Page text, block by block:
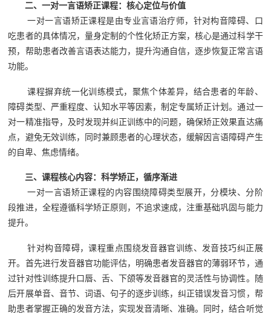
二、一对一言语矫正课程：核心定位与价值
一对一言语矫正课程是由专业言语治疗师，针对构音障碍、口
吃患者的具体情况，量身定制的个性化矫正方案，核心是通过科学干
预，帮助患者改善言语表达能力，提升沟通自信，逐步恢复正常言语
功能。
课程摒弃统一化训练模式，聚焦个体差异，结合患者的年龄、
障碍类型、严重程度、认知水平等因素，制定专属矫正计划。通过一
对一精准指导，及时发现并纠正训练中的问题，确保矫正效果直达痛
点，避免无效训练，同时兼顾患者的心理状态，缓解因言语障碍产生
的自卑、焦虑情绪。
三、课程核心内容：科学矫正，循序渐进
一对一言语矫正课程的内容围绕障碍类型展开，分模块、分阶
段推进，全程遵循科学矫正原则，不追求速成，注重基础巩固与能力
提升。
针对构音障碍，课程重点围绕发音器官训练、发音技巧纠正展
开。首先进行发音器官功能评估，明确患者发音器官的薄弱环节，通
过针对性训练提升口唇、舌、下颌等发音器官的灵活性与协调性。随
后开展单音、音节、词语、句子的逐步训练，纠正错误发音习惯，帮
助患者掌握正确的发音方法，实现发音清晰、准确。同时，结合听觉